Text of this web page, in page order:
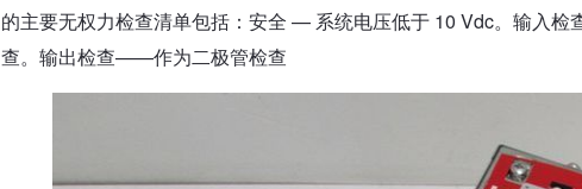
的主要无权力检查清单包括：安全 — 系统电压低于 10 Vdc。输入
查。输出检查——作为二极管检查